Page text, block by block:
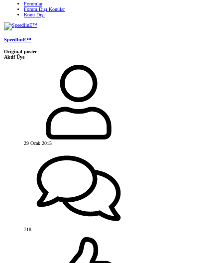
Forumlar
Forum Dışı Konular
Konu Dışı
SpeedlinE™
Original poster
Aktif Üye
29 Ocak 2015
718